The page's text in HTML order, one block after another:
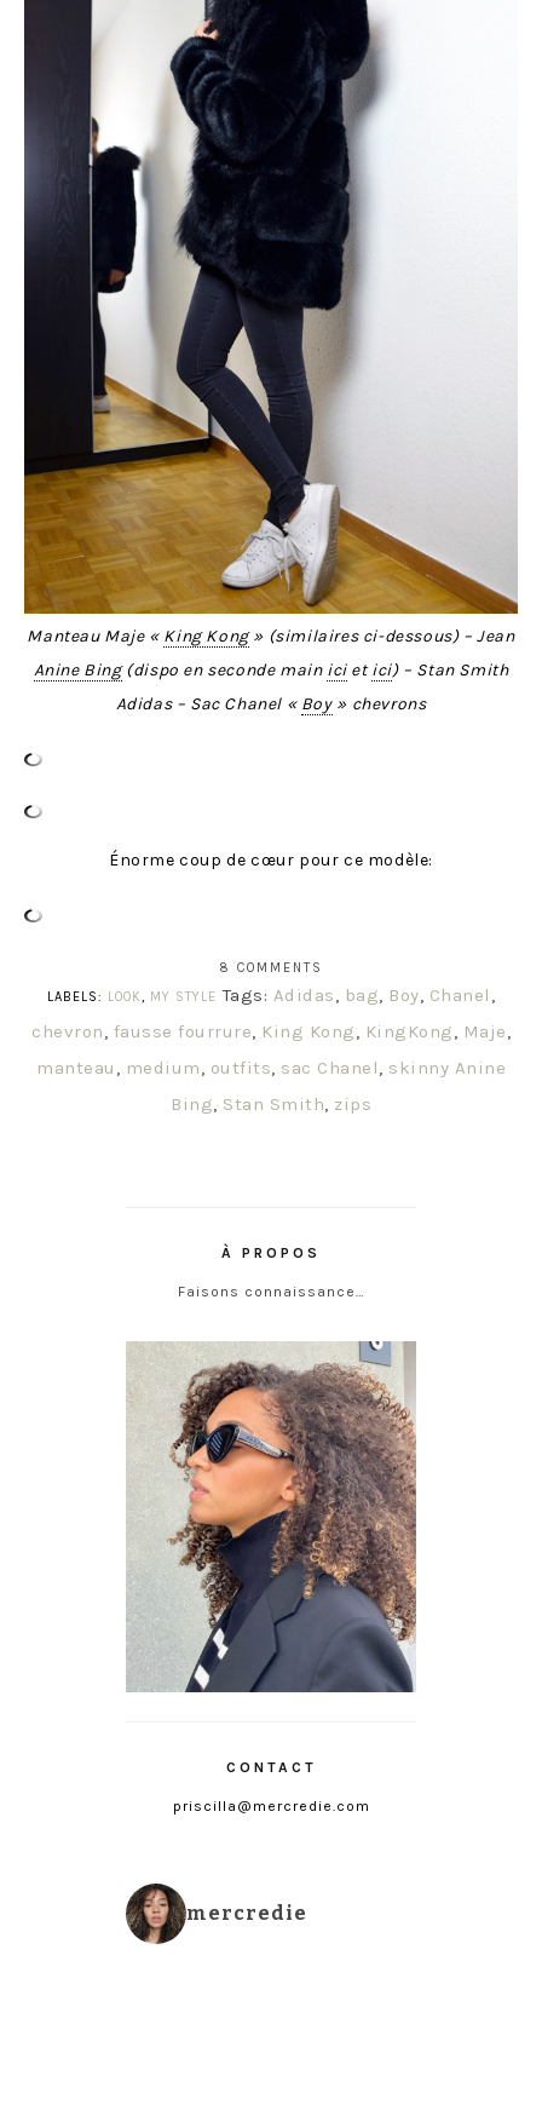
Manteau Maje « King Kong» (similaires ci-dessous) – Jean
Anine Bing(dispo en seconde main icietici) – Stan Smith
Adidas – Sac Chanel « Boy» chevrons
Énorme coup de cœur pour ce modèle:
8 COMMENTS
LABELS:
LOOK, MY STYLE Tags: Adidas, bag, Boy, Chanel ,
chevron, fausse fourrure, King Kong, KingKong, Maje,
manteau , medium, outfits, sac Chanel, skinny Anine
Bing, Stan Smith, zips
À PROPOS
Faisons connaissance…
CONTACT
priscilla@mercredie.com
mercredie